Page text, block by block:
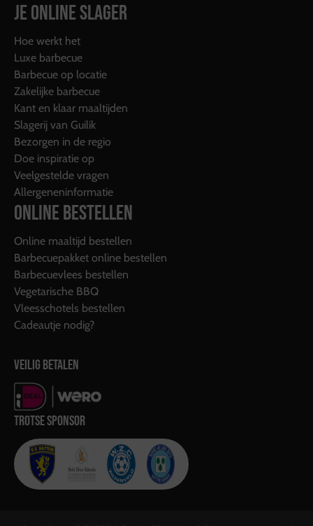
JE ONLINE SLAGER
Hoe werkt het
Luxe barbecue
Barbecue op locatie
Zakelijke barbecue
Kant en klaar maaltijden
Slagerij van Guilik
Bezorgen in de regio
Doe inspiratie op
Veelgestelde vragen
Allergeneninformatie
ONLINE BESTELLEN
Online maaltijd bestellen
Barbecuepakket online bestellen
Barbecuevlees bestellen
Vegetarische BBQ
Vleesschotels bestellen
Cadeautje nodig?
VEILIG BETALEN
TROTSE SPONSOR